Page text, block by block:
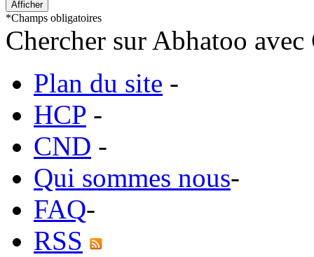
*Champs obligatoires
Chercher sur Abhatoo
Plan du site -
HCP -
CND -
Qui sommes nous-
FAQ-
RSS